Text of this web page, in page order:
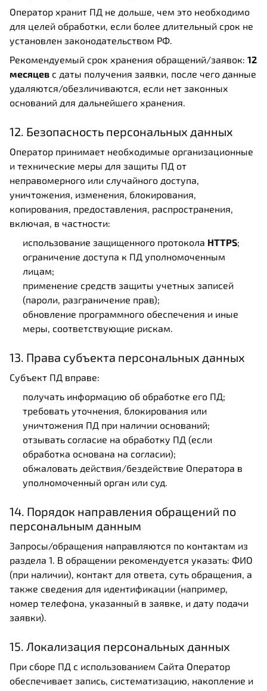
Оператор хранит ПД не дольше, чем это необходимо
для целей обработки, если более длительный срок не
установлен законодательством РФ.
Рекомендуемый срок хранения обращений/заявок: 12
месяцев с даты получения заявки, после чего данные
удаляются/обезличиваются, если нет законных
оснований для дальнейшего хранения.
12. Безопасность персональных данных
Оператор принимает необходимые организационные
и технические меры для защиты ПД от
неправомерного или случайного доступа,
уничтожения, изменения, блокирования,
копирования, предоставления, распространения,
включая, в частности:
использование защищенного протокола HTTPS;
ограничение доступа к ПД уполномоченным
лицам;
применение средств защиты учетных записей
(пароли, разграничение прав);
обновление программного обеспечения и иные
меры, соответствующие рискам.
13. Права субъекта персональных данных
Субъект ПД вправе:
получать информацию об обработке его ПД;
требовать уточнения, блокирования или
уничтожения ПД при наличии оснований;
отзывать согласие на обработку ПД (если
обработка основана на согласии);
обжаловать действия/бездействие Оператора в
уполномоченный орган или суд.
14. Порядок направления обращений по
персональным данным
Запросы/обращения направляются по контактам из
раздела 1. В обращении рекомендуется указать: ФИО
(при наличии), контакт для ответа, суть обращения, а
также сведения для идентификации (например,
номер телефона, указанный в заявке, и дату подачи
заявки).
15. Локализация персональных данных
При сборе ПД с использованием Сайта Оператор
обеспечивает запись, систематизацию, накопление и